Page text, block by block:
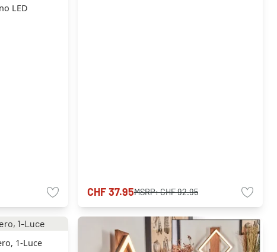
LED
CHF 37.95MSRP:CHF 92.95
1-Luce